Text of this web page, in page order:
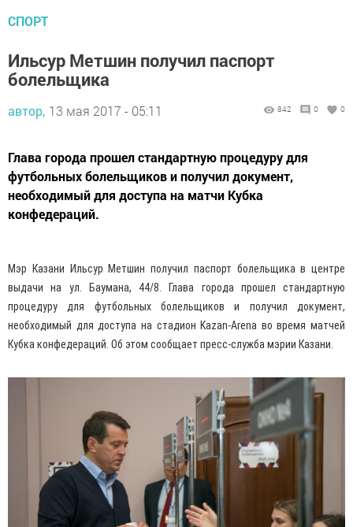
СПОРТ
Ильсур Метшин получил паспорт
болельщика
автор, 13 мая 2017 - 05:11 842 0 0
Глава города прошел стандартную процедуру для
футбольных болельщиков и получил документ,
необходимый для доступа на матчи Кубка
конфедераций.
Мэр Казани Ильсур Метшин получил паспорт болельщика в центре
выдачи на ул. Баумана, 44/8. Глава города прошел стандартную
процедуру для футбольных болельщиков и получил документ,
необходимый для доступа на стадион Kazan-Arena во время матчей
Кубка конфедераций. Об этом сообщает пресс-служба мэрии Казани.